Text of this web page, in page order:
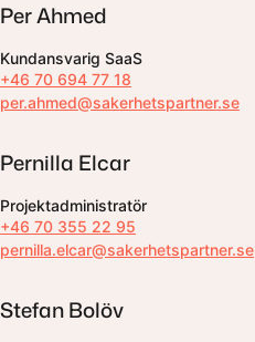
Per Ahmed
Kundansvarig SaaS
+46 70 694 77 18
per.ahmed@sakerhetspartner.se
Pernilla Elcar
Projektadministratör
+46 70 355 22 95
pernilla.elcar@sakerhetspartner.se
Stefan Bolöv